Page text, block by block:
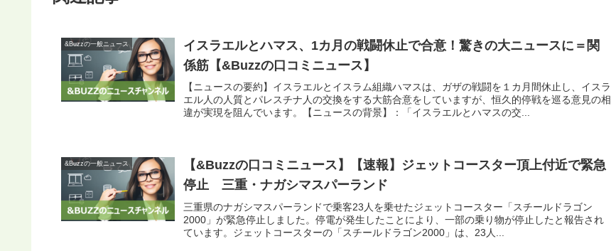
&Buzzの一般ニュース
イスラエルとハマス、1カ月の戦闘休止で合意！驚きの大ニュースに＝関
係筋【&Buzzの口コミニュース】
【ニュースの要約】イスラエルとイスラム組織ハマスは、ガザの戦闘を１カ月間休止し、イスラ
エル人の人質とパレスチナ人の交換をする大筋合意をしていますが、恒久的停戦を巡る意見の相
違が実現を阻んでいます。【ニュースの背景】：「イスラエルとハマスの交...
&Buzzの一般ニュース
【&Buzzの口コミニュース】【速報】ジェットコースター頂上付近で緊急
停止 三重・ナガシマスパーランド
三重県のナガシマスパーランドで乗客23人を乗せたジェットコースター「スチールドラゴン
2000」が緊急停止しました。停電が発生したことにより、一部の乗り物が停止したと報告され
ています。ジェットコースターの「スチールドラゴン2000」は、23人...